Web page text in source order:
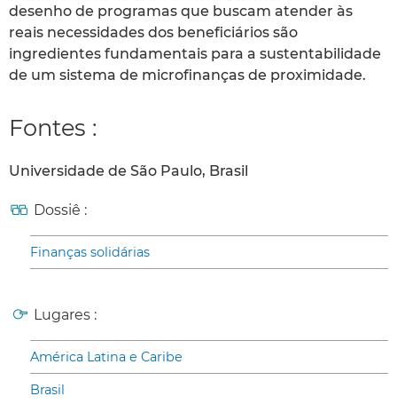
desenho de programas que buscam atender às
reais necessidades dos beneficiários são
ingredientes fundamentais para a sustentabilidade
de um sistema de microfinanças de proximidade.
Fontes :
Universidade de São Paulo, Brasil
Dossiê :
Finanças solidárias
Lugares :
América Latina e Caribe
Brasil